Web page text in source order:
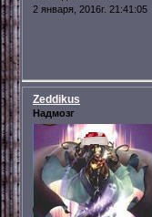
2 января, 2016г. 21:41:05
Zeddikus
Надмозг